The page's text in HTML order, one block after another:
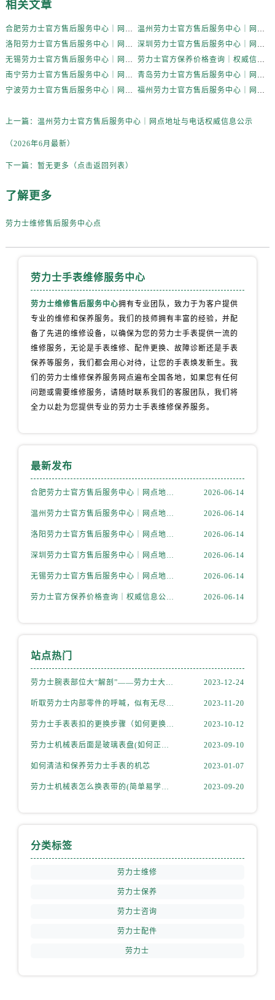
新疆维吾尔自治区沙湾市三道河子镇世纪大道南路劳力士售后服务中心（需提前预约）
新疆维吾尔自治区石河子市北二路劳力士售后服务中心（需提前预约）
新疆维吾尔自治区双河市光明路劳力士售后服务中心（需提前预约）
新疆维吾尔自治区塔城市塔城地区闻琴路劳力士售后服务中心（需提前预约）
新疆维吾尔自治区图木舒克市图木舒克市中兴街劳力士售后服务中心（需提前预约）
贵州省毕节市七星关区松山路劳力士售后服务中心（需提前预约）
四川省甘孜州市康定市情歌广场、箭炉街劳力士售后服务中心（需提前预约）
四川省遂宁市船山区香林南路劳力士售后服务中心（需提前预约）
西藏自治区山南市乃东区湖北大道劳力士售后服务中心（需提前预约）
相关文章
合肥劳力士官方售后服务中心｜网点地址与电话权威信息公示（2026年6月最新）
温州劳力士官方售后服务中心｜网点地址与电话权威信息公示（2026年6月最新）
洛阳劳力士官方售后服务中心｜网点地址与电话权威信息公示（2026年6月最新）
深圳劳力士官方售后服务中心｜网点地址与电话权威信息公示（2026年6月最新）
无锡劳力士官方售后服务中心｜网点地址与电话权威信息公示（2026年6月最新）
劳力士官方保养价格查询｜权威信息公示（2026年6月最新）
南宁劳力士官方售后服务中心｜网点地址与电话权威信息公示（2026年6月最新）
青岛劳力士官方售后服务中心｜网点地址与电话权威信息公示（2026年6月最新）
宁波劳力士官方售后服务中心｜网点地址与电话权威信息公示（2026年6月最新）
福州劳力士官方售后服务中心｜网点地址与电话权威信息公示（2026年6月最新）
上一篇： 温州劳力士官方售后服务中心｜网点地址与电话权威信息公示
（2026年6月最新）
下一篇： 暂无更多（点击返回列表）
了解更多
劳力士维修售后服务中心点
劳力士手表维修服务中心
劳力士维修售后服务中心拥有专业团队，致力于为客户提供
专业的维修和保养服务。我们的技师拥有丰富的经验，并配
备了先进的维修设备，以确保为您的劳力士手表提供一流的
维修服务，无论是手表维修、配件更换、故障诊断还是手表
保养等服务，我们都会用心对待，让您的手表焕发新生。我
们的劳力士维修保养服务网点遍布全国各地，如果您有任何
问题或需要维修服务，请随时联系我们的客服团队，我们将
全力以赴为您提供专业的劳力士手表维修保养服务。
最新发布
合肥劳力士官方售后服务中心｜网点地址与电话权威信息公示（2026年6月最新） 2026-06-14
温州劳力士官方售后服务中心｜网点地址与电话权威信息公示（2026年6月最新） 2026-06-14
洛阳劳力士官方售后服务中心｜网点地址与电话权威信息公示（2026年6月最新） 2026-06-14
深圳劳力士官方售后服务中心｜网点地址与电话权威信息公示（2026年6月最新） 2026-06-14
无锡劳力士官方售后服务中心｜网点地址与电话权威信息公示（2026年6月最新） 2026-06-14
劳力士官方保养价格查询｜权威信息公示（2026年6月最新） 2026-06-14
站点热门
劳力士腕表部位大“解剖”——劳力士大讲堂开课啦！ 2023-12-24
听取劳力士内部零件的呼喊，似有无尽的故事等待我们去探索 2023-11-20
劳力士手表表扣的更换步骤（如何更换手表的表扣） 2023-10-12
劳力士机械表后面是玻璃表盘(如何正确清洁和保养) 2023-09-10
如何清洁和保养劳力士手表的机芯 2023-01-07
劳力士机械表怎么换表带的(简单易学的步骤) 2023-09-20
分类标签
劳力士维修
劳力士保养
劳力士咨询
劳力士配件
劳力士